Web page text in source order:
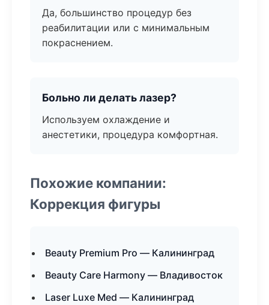
Да, большинство процедур без
реабилитации или с минимальным
покраснением.
Больно ли делать лазер?
Используем охлаждение и
анестетики, процедура комфортная.
Похожие компании:
Коррекция фигуры
Beauty Premium Pro — Калининград
Beauty Care Harmony — Владивосток
Laser Luxe Med — Калининград